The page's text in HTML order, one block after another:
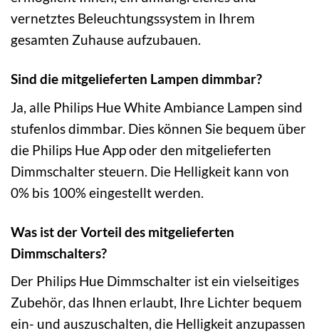
vernetztes Beleuchtungssystem in Ihrem
gesamten Zuhause aufzubauen.
Sind die mitgelieferten Lampen dimmbar?
Ja, alle Philips Hue White Ambiance Lampen sind
stufenlos dimmbar. Dies können Sie bequem über
die Philips Hue App oder den mitgelieferten
Dimmschalter steuern. Die Helligkeit kann von
0% bis 100% eingestellt werden.
Was ist der Vorteil des mitgelieferten
Dimmschalters?
Der Philips Hue Dimmschalter ist ein vielseitiges
Zubehör, das Ihnen erlaubt, Ihre Lichter bequem
ein- und auszuschalten, die Helligkeit anzupassen